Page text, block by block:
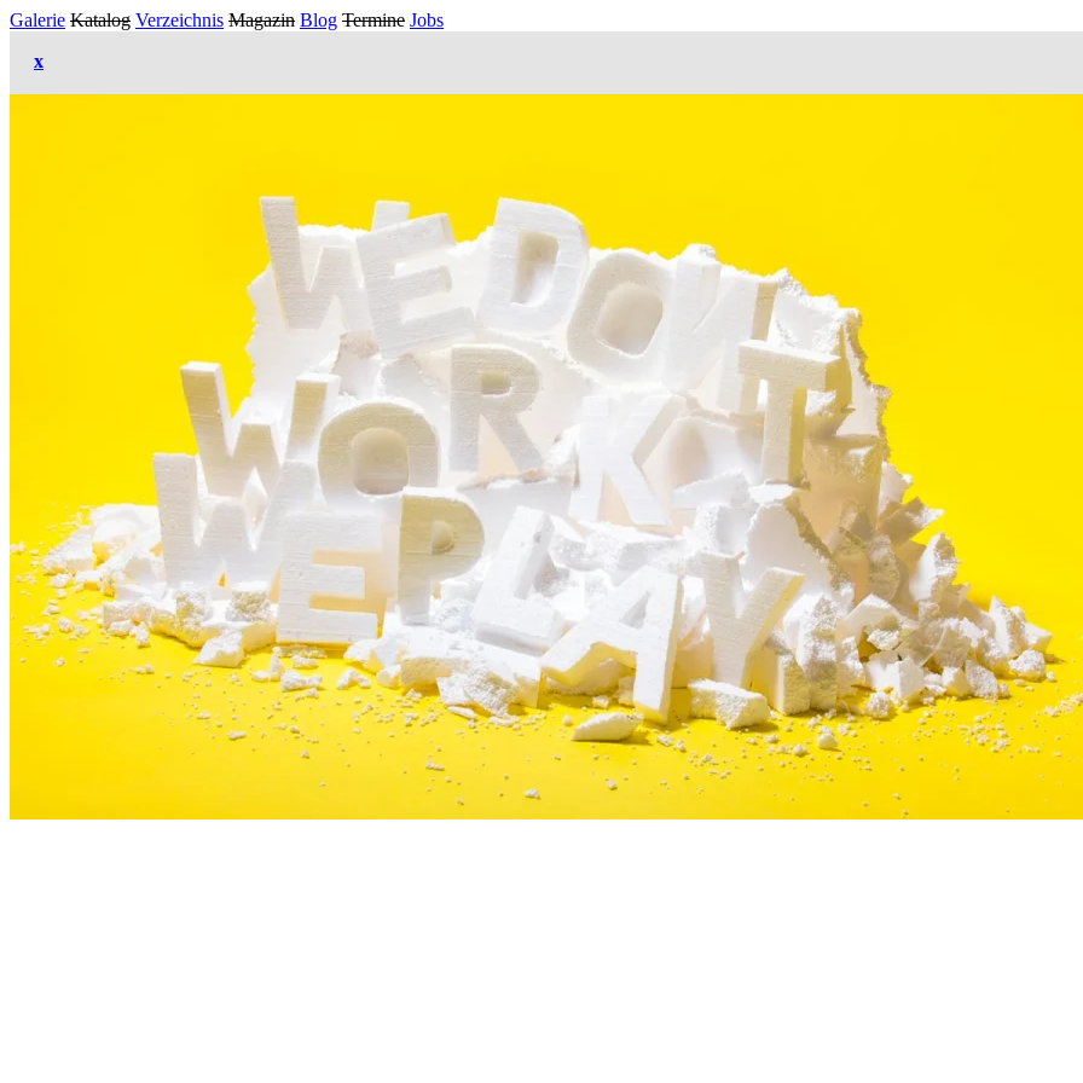
Galerie Katalog Verzeichnis Magazin Blog Termine Jobs
x